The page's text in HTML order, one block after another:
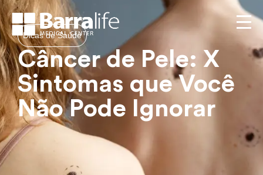
Dicas de Saúde
Câncer de Pele: X
Sintomas que Você
Não Pode Ignorar